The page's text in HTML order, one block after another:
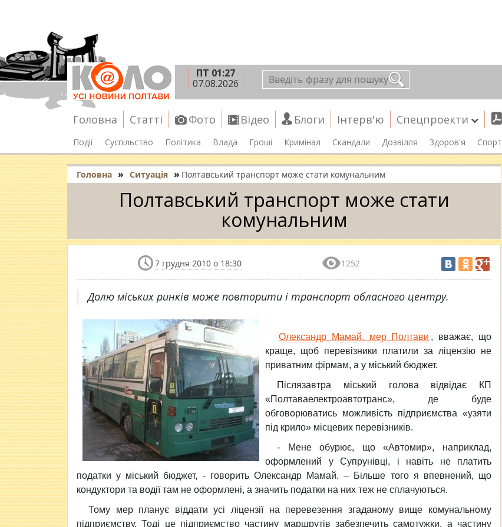
ПТ 01:27
07.08.2026
Головна Статті Фото Відео Блоги Інтерв'ю Спецпроекти
Події Суспільство Політика Влада Гроші Кримінал Скандали Дозвілля Здоров'я Спорт
Головна » Ситуація » Полтавський транспорт може стати комунальним
Полтавський транспорт може стати
комунальним
7 грудня 2010 о 18:30 1252
Долю міських ринків може повторити і транспорт обласного центру.
Олександр Мамай, мер Полтави , вважає, що
краще, щоб перевізники платили за ліцензію не
приватним фірмам, а у міський бюджет.
Післязавтра міський голова відвідає КП
«Полтаваелектроавтотранс», де буде
обговорюватись можливість підприємства «узяти
під крило» місцевих перевізників.
- Мене обурює, що «Автомир», наприклад,
оформлений у Супрунівці, і навіть не платить
податки у міський бюджет, - говорить Олександр Мамай. – Більше того я впевнений, що
кондуктори та водії там не оформлені, а значить податки на них теж не сплачуються.
Тому мер планує віддати усі ліцензії на перевезення згаданому вище комунальному
підприємству. Тоді це підприємство частину маршрутів забезпечить самотужки, а частину